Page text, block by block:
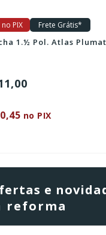
PIX Frete Grátis*
Trincha 1.½ Pol. Atlas
no PIX
e
reforma